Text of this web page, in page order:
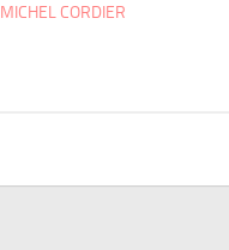
MICHEL CORDIER